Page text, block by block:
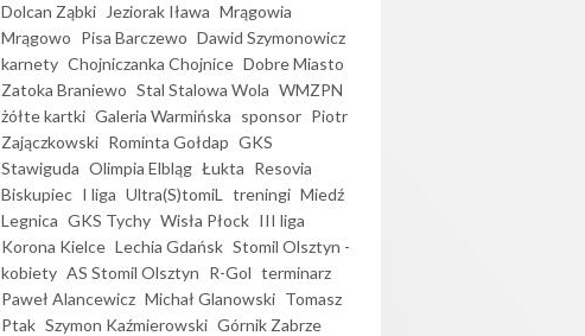
Dolcan Ząbki
Jeziorak Iława Mrągowia
Mrągowo Pisa Barczewo Dawid Szymonowicz
karnety Chojniczanka Chojnice Dobre Miasto
Zatoka Braniewo Stal Stalowa Wola WMZPN
żółte kartki Galeria Warmińska sponsor Piotr
Zajączkowski Rominta Gołdap GKS
Stawiguda Olimpia Elbląg Łukta Resovia
Biskupiec I liga Ultra(S)tomiL treningi Miedź
Legnica GKS Tychy Wisła Płock III liga
Korona Kielce Lechia Gdańsk Stomil Olsztyn -
kobiety AS Stomil Olsztyn R-Gol terminarz
Paweł Alancewicz Michał Glanowski Tomasz
Ptak Szymon Kaźmierowski Górnik Zabrze